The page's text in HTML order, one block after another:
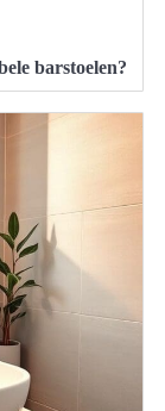
barstoelen?